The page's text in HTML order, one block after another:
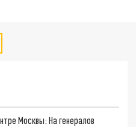
Москвы: На генералов